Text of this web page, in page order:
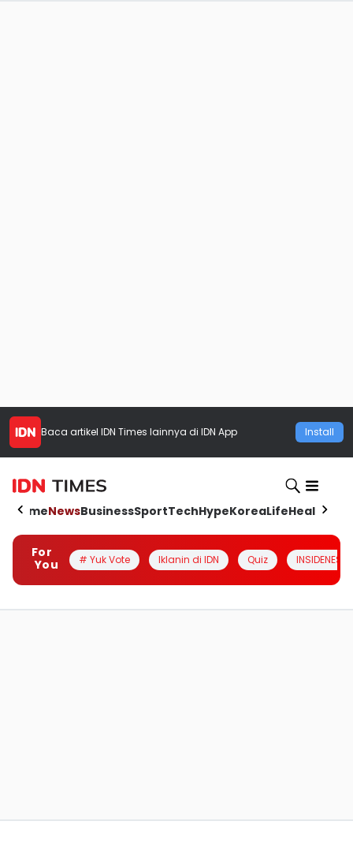
Baca artikel IDN Times lainnya di IDN App Install
HomeNewsBusinessSportTechHypeKoreaLifeHealth
For
You
# Yuk Vote Iklanin di IDN Quiz INSIDENESIA